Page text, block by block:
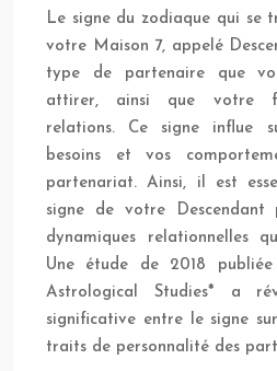
Le signe du zodiaque qui se
votre Maison 7, appelé
type de partenaire que
attirer, ainsi que votre
relations. Ce signe influe
besoins et vos
partenariat. Ainsi, il est
signe de votre Descendant
dynamiques relationnelles
Une étude de 2018
Astrological Studies* a
significative entre le signe
traits de personnalité des